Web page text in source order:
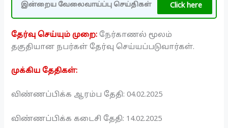
இன்றைய வேலைவாய்ப்பு செய்திகள் Click here
தேர்வு செய்யும் முறை:நேர்காணல் மூலம்
தகுதியான நபர்கள் தேர்வு செய்யப்படுவார்கள்.
முக்கிய தேதிகள்:
விண்ணப்பிக்க ஆரம்ப தேதி: 04.02.2025
விண்ணப்பிக்க கடைசி தேதி: 14.02.2025